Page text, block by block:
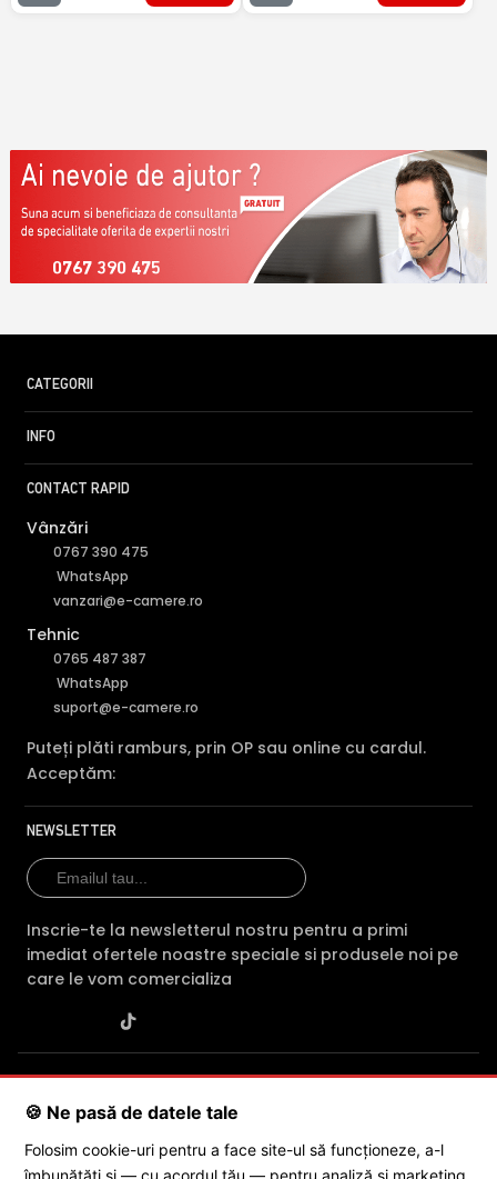
0767 390 475
CATEGORII
INFO
CONTACT RAPID
Vânzări
0767 390 475
WhatsApp
vanzari@e-camere.ro
Tehnic
0765 487 387
WhatsApp
suport@e-camere.ro
Puteți plăti ramburs, prin OP sau online cu cardul.
Acceptăm:
NEWSLETTER
Inscrie-te la newsletterul nostru pentru a primi
imediat ofertele noastre speciale si produsele noi pe
care le vom comercializa
SC POLITES ONLINE SRL· CUI:RO34846331· Reg. Com.:
J2015001227161· Capital social: 200 RON · Sediu: Str. Petrache
Poenaru, Nr. 1, Craiova, Jud. Dolj ·
🍪 Ne pasă de datele tale
Folosim cookie-uri pentru a face site-ul să funcționeze, a-l
îmbunătăți și — cu acordul tău — pentru analiză și marketing.